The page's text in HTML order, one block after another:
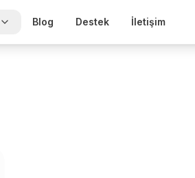
Blog Destek İletişim